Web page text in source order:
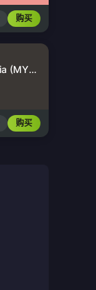
购买
Razer Gold Malaysia (MYR)
购买